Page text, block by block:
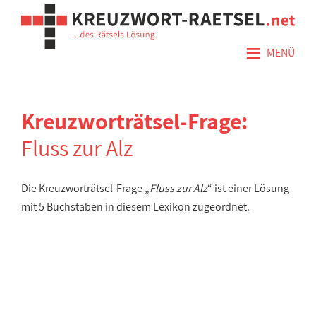
≡ MENÜ
Kreuzworträtsel-Frage:
Fluss zur Alz
Die Kreuzworträtsel-Frage „Fluss zur Alz“ ist einer Lösung
mit 5 Buchstaben in diesem Lexikon zugeordnet.